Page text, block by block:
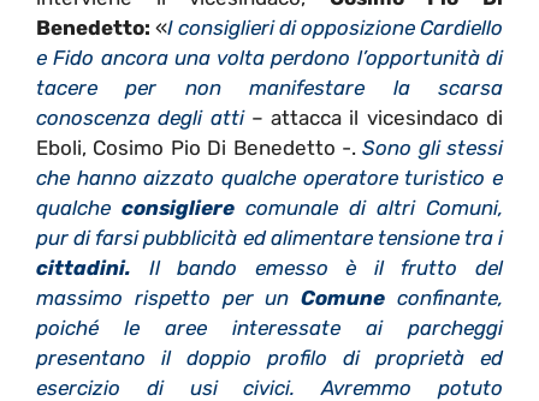
Benedetto: «I consiglieri di opposizione Cardiello
e Fido ancora una volta perdono l’opportunità di
tacere per non manifestare la scarsa
conoscenza degli atti – attacca il vicesindaco di
Eboli, Cosimo Pio Di Benedetto -.Sono gli stessi
che hanno aizzato qualche operatore turistico e
qualche consigliere comunale di altri Comuni,
pur di farsi pubblicità ed alimentare tensione tra i
cittadini. Il bando emesso è il frutto del
massimo rispetto per unComune confinante,
poiché le aree interessate ai parcheggi
presentano il doppio profilo di proprietà ed
esercizio di usi civici. Avremmo potuto